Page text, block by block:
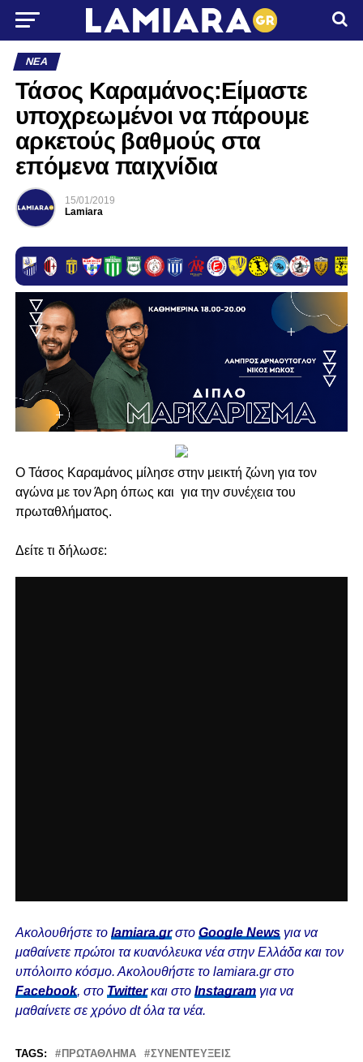
ΝΈΑ
Τάσος Καραμάνος:Είμαστε
υποχρεωμένοι να πάρουμε
αρκετούς βαθμούς στα
επόμενα παιχνίδια
15/01/2019
Lamiara
Ο Τάσος Καραμάνος μίλησε στην μεικτή ζώνη για τον
αγώνα με τον Άρη όπως και για την συνέχεια του
πρωταθλήματος.
Δείτε τι δήλωσε:
Ακολουθήστε το lamiara.grστο Google Newsγια να
μαθαίνετε πρώτοι τα κυανόλευκα νέα στην Ελλάδα και τον
υπόλοιπο κόσμο. Ακολουθήστε το lamiara.gr στο
Facebook, στο Twitterκαι στο Instagram για να
μαθαίνετε σε χρόνο dt όλα τα νέα.
TAGS: ΠΡΩΤΆΘΛΗΜΑ ΣΥΝΕΝΤΕΎΞΕΙΣ